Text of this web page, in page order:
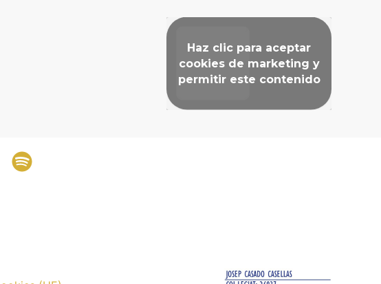
Haz clic para aceptar
cookies de marketing y
permitir este contenido